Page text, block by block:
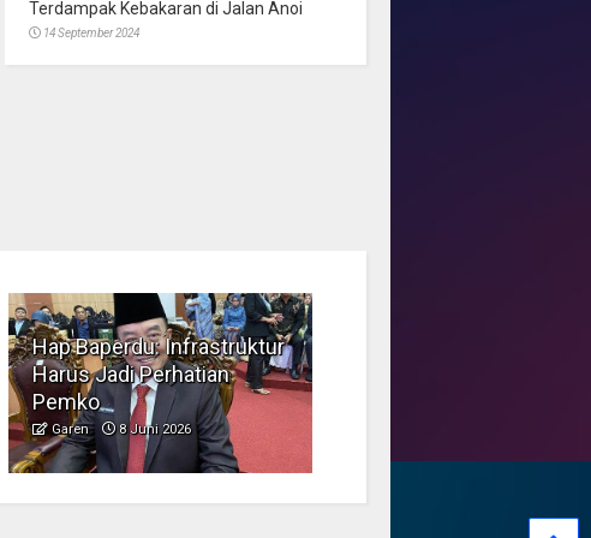
Terdampak Kebakaran di Jalan Anoi
14 September 2024
Hap Baperdu: Infrastruktur
Harus Jadi Perhatian
Pemko
Garen 8 Juni 2026